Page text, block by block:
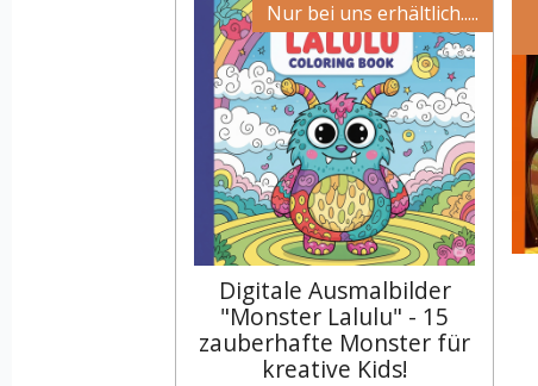
Nur bei uns erhältlich.....
Digitale Ausmalbilder
"Monster Lalulu" - 15
zauberhafte Monster für
kreative Kids!